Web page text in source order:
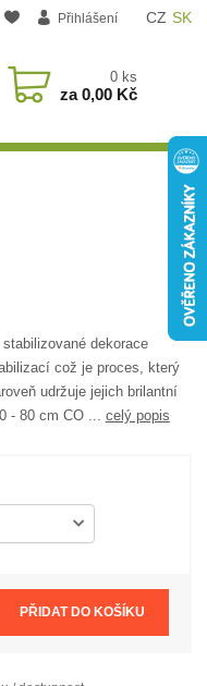
CZ SK
Přihlášení
0 ks
za0,00 Kč
dekorace
což je proces, který
udržuje jejich brilantní
- 80 cm CO ... celý popis
PŘIDAT DO KOŠÍKU